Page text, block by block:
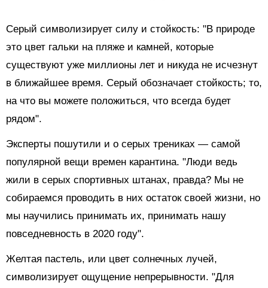
Серый символизирует силу и стойкость: "В природе
это цвет гальки на пляже и камней, которые
существуют уже миллионы лет и никуда не исчезнут
в ближайшее время. Серый обозначает стойкость; то,
на что вы можете положиться, что всегда будет
рядом".
Эксперты пошутили и о серых трениках — самой
популярной вещи времен карантина. "Люди ведь
жили в серых спортивных штанах, правда? Мы не
собираемся проводить в них остаток своей жизни, но
мы научились принимать их, принимать нашу
повседневность в 2020 году".
Желтая пастель, или цвет солнечных лучей,
символизирует ощущение непрерывности. "Для